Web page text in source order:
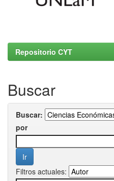
Repositorio CYT
Buscar
Buscar:
por
Filtros actuales: